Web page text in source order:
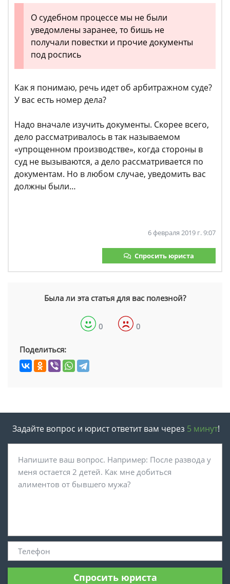
О судебном процессе мы не были
уведомлены заранее, то бишь не
получали повестки и прочие документы
под роспись
Как я понимаю, речь идет об арбитражном суде?
У вас есть номер дела?
Надо вначале изучить документы. Скорее всего,
дело рассматривалось в так называемом
«упрощенном производстве», когда стороны в
суд не вызываются, а дело рассматривается по
документам. Но в любом случае, уведомить вас
должны были…
6 февраля 2019 г. 9:07
Спросить юриста
Была ли эта статья для вас полезной?
0 0
Поделиться:
Задайте вопрос и юрист ответит вам через 5 минут!
Спросить юриста